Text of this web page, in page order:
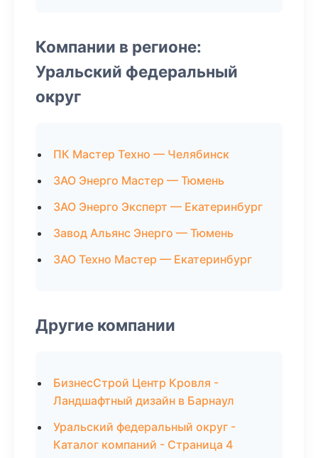
Компании в регионе:
Уральский федеральный
округ
ПК Мастер Техно — Челябинск
ЗАО Энерго Мастер — Тюмень
ЗАО Энерго Эксперт — Екатеринбург
Завод Альянс Энерго — Тюмень
ЗАО Техно Мастер — Екатеринбург
Другие компании
БизнесСтрой Центр Кровля -
Ландшафтный дизайн в Барнаул
Уральский федеральный округ -
Каталог компаний - Страница 4